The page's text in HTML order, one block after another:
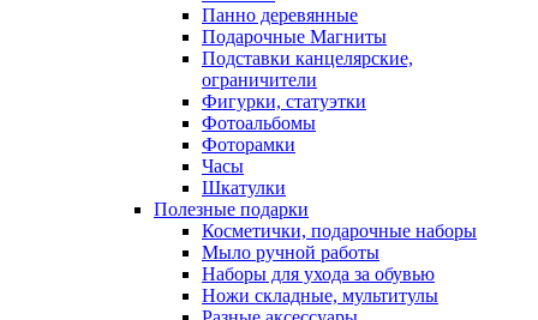
Панно деревянные
Подарочные Магниты
Подставки канцелярские,
ограничители
Фигурки, статуэтки
Фотоальбомы
Фоторамки
Часы
Шкатулки
Полезные подарки
Косметички, подарочные наборы
Мыло ручной работы
Наборы для ухода за обувью
Ножи складные, мультитулы